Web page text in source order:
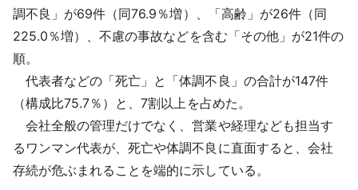
調不良」が69件（同76.9％増）、「高齢」が26件（同
225.0％増）、不慮の事故などを含む「その他」が21件の
順。
代表者などの「死亡」と「体調不良」の合計が147件
（構成比75.7％）と、7割以上を占めた。
会社全般の管理だけでなく、営業や経理なども担当す
るワンマン代表が、死亡や体調不良に直面すると、会社
存続が危ぶまれることを端的に示している。